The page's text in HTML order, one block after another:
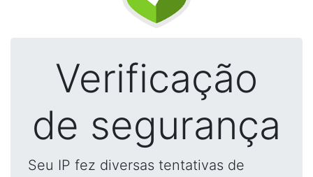
Verificação
de segurança
Seu IP fez diversas tentativas de